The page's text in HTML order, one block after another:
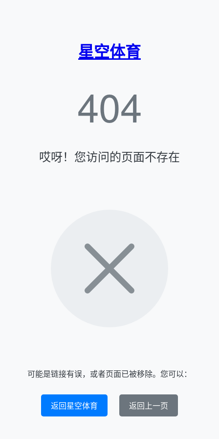
星空体育
404
哎呀！您访问的页面不存在
可能是链接有误，或者页面已被移除。您可以：
返回星空体育 返回上一页